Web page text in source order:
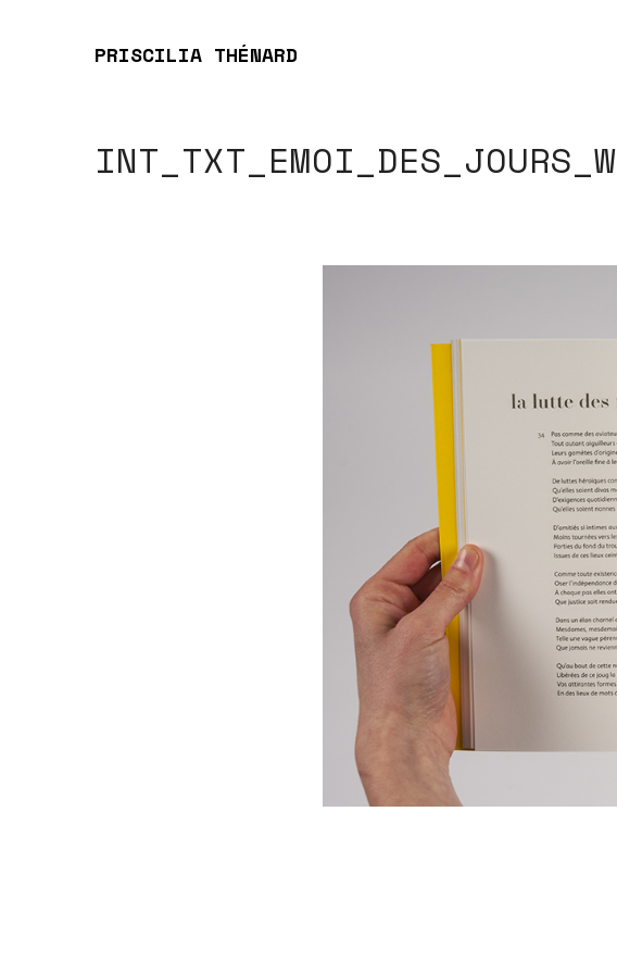
PRISCILIA THÉNARD
INT_TXT_EMOI_DES_JOURS_W